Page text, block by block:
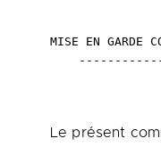
MISE EN GARDE
Le présent